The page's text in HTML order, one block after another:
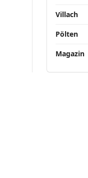
Villach
Pölten
Magazin